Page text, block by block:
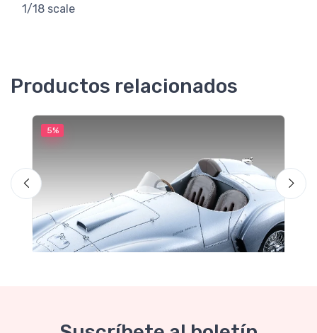
1/18 scale
Productos relacionados
5%